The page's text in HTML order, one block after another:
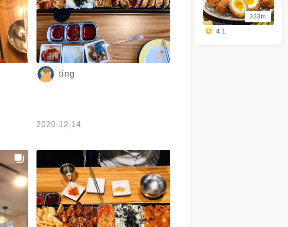
333m
4.1
ting
2020-12-14